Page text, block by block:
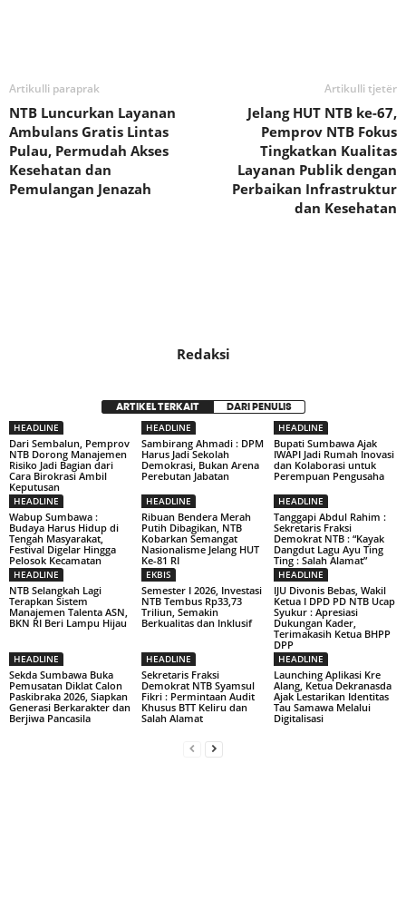
Artikulli paraprak
NTB Luncurkan Layanan
Ambulans Gratis Lintas
Pulau, Permudah Akses
Kesehatan dan
Pemulangan Jenazah
Artikulli tjetër
Jelang HUT NTB ke-67,
Pemprov NTB Fokus
Tingkatkan Kualitas
Layanan Publik dengan
Perbaikan Infrastruktur
dan Kesehatan
Redaksi
ARTIKEL TERKAIT DARI PENULIS
HEADLINE
Dari Sembalun, Pemprov
NTB Dorong Manajemen
Risiko Jadi Bagian dari
Cara Birokrasi Ambil
Keputusan
HEADLINE
Sambirang Ahmadi : DPM
Harus Jadi Sekolah
Demokrasi, Bukan Arena
Perebutan Jabatan
HEADLINE
Bupati Sumbawa Ajak
IWAPI Jadi Rumah Inovasi
dan Kolaborasi untuk
Perempuan Pengusaha
HEADLINE
Wabup Sumbawa :
Budaya Harus Hidup di
Tengah Masyarakat,
Festival Digelar Hingga
Pelosok Kecamatan
HEADLINE
Ribuan Bendera Merah
Putih Dibagikan, NTB
Kobarkan Semangat
Nasionalisme Jelang HUT
Ke-81 RI
HEADLINE
Tanggapi Abdul Rahim :
Sekretaris Fraksi
Demokrat NTB : “Kayak
Dangdut Lagu Ayu Ting
Ting : Salah Alamat”
HEADLINE
NTB Selangkah Lagi
Terapkan Sistem
Manajemen Talenta ASN,
BKN RI Beri Lampu Hijau
EKBIS
Semester I 2026, Investasi
NTB Tembus Rp33,73
Triliun, Semakin
Berkualitas dan Inklusif
HEADLINE
IJU Divonis Bebas, Wakil
Ketua I DPD PD NTB Ucap
Syukur : Apresiasi
Dukungan Kader,
Terimakasih Ketua BHPP
DPP
HEADLINE
Sekda Sumbawa Buka
Pemusatan Diklat Calon
Paskibraka 2026, Siapkan
Generasi Berkarakter dan
Berjiwa Pancasila
HEADLINE
Sekretaris Fraksi
Demokrat NTB Syamsul
Fikri : Permintaan Audit
Khusus BTT Keliru dan
Salah Alamat
HEADLINE
Launching Aplikasi Kre
Alang, Ketua Dekranasda
Ajak Lestarikan Identitas
Tau Samawa Melalui
Digitalisasi